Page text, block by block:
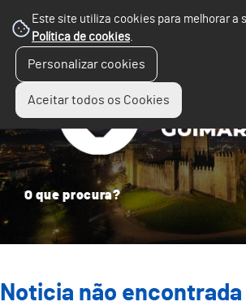
Este site utiliza cookies para melhorar a
Política de cookies.
Personalizar cookies
Aceitar todos os Cookies
Noticia não encontrada